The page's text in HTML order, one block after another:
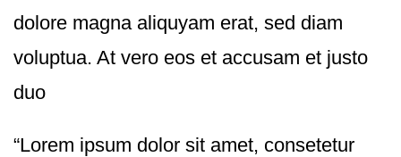
dolore magna aliquyam erat, sed diam
voluptua. At vero eos et accusam et justo
duo
“Lorem ipsum dolor sit amet, consetetur